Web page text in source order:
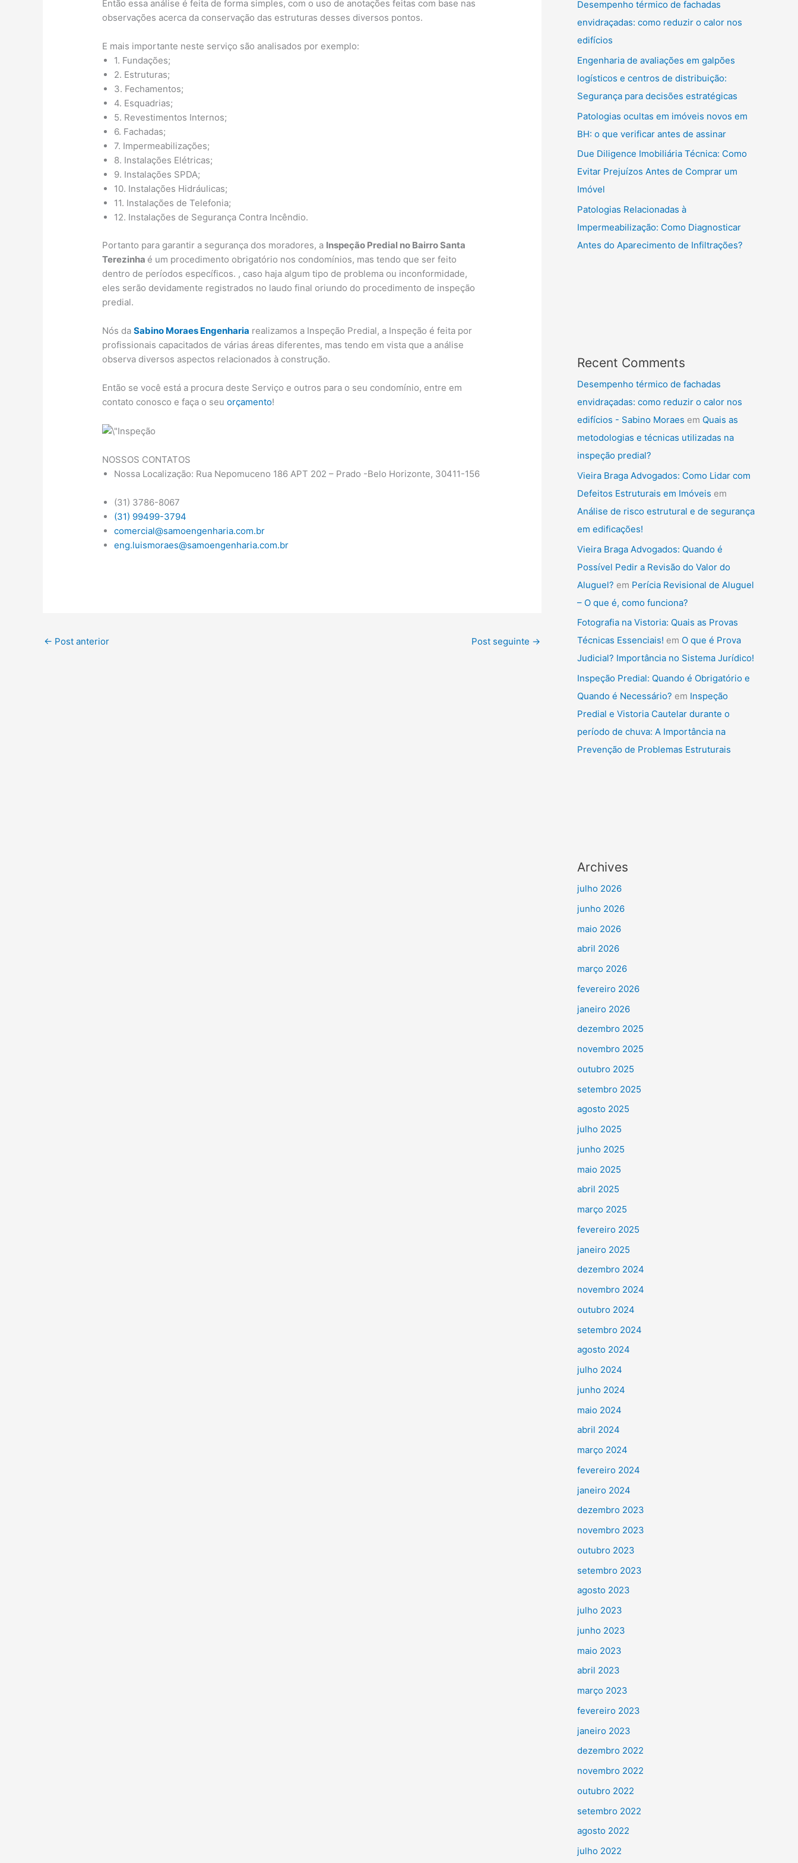
Então essa análise é feita de forma simples, com o uso de anotações feitas com base nas
observações acerca da conservação das estruturas desses diversos pontos.
E mais importante neste serviço são analisados por exemplo:
1. Fundações;
2. Estruturas;
3. Fechamentos;
4. Esquadrias;
5. Revestimentos Internos;
6. Fachadas;
7. Impermeabilizações;
8. Instalações Elétricas;
9. Instalações SPDA;
10. Instalações Hidráulicas;
11. Instalações de Telefonia;
12. Instalações de Segurança Contra Incêndio.
Portanto para garantir a segurança dos moradores, a Inspeção Predial no Bairro Santa
Terezinha é um procedimento obrigatório nos condomínios, mas tendo que ser feito
dentro de períodos específicos. , caso haja algum tipo de problema ou inconformidade,
eles serão devidamente registrados no laudo final oriundo do procedimento de inspeção
predial.
Nós daSabino Moraes Engenharia realizamos a Inspeção Predial, a Inspeção é feita por
profissionais capacitados de várias áreas diferentes, mas tendo em vista que a análise
observa diversos aspectos relacionados à construção.
Então se você está a procura deste Serviço e outros para o seu condomínio, entre em
contato conosco e faça o seuorçamento!
NOSSOS CONTATOS
Nossa Localização: Rua Nepomuceno 186 APT 202 – Prado -Belo Horizonte, 30411-156
(31) 3786-8067
(31) 99499-3794
comercial@samoengenharia.com.br
eng.luismoraes@samoengenharia.com.br
← Post anterior Post seguinte →
Desempenho térmico de fachadas
envidraçadas: como reduzir o calor nos
edifícios
Engenharia de avaliações em galpões
logísticos e centros de distribuição:
Segurança para decisões estratégicas
Patologias ocultas em imóveis novos em
BH: o que verificar antes de assinar
Due Diligence Imobiliária Técnica: Como
Evitar Prejuízos Antes de Comprar um
Imóvel
Patologias Relacionadas à
Impermeabilização: Como Diagnosticar
Antes do Aparecimento de Infiltrações?
Recent Comments
Desempenho térmico de fachadas
envidraçadas: como reduzir o calor nos
edifícios - Sabino Moraes em Quais as
metodologias e técnicas utilizadas na
inspeção predial?
Vieira Braga Advogados: Como Lidar com
Defeitos Estruturais em Imóveis em
Análise de risco estrutural e de segurança
em edificações!
Vieira Braga Advogados: Quando é
Possível Pedir a Revisão do Valor do
Aluguel? em Perícia Revisional de Aluguel
– O que é, como funciona?
Fotografia na Vistoria: Quais as Provas
Técnicas Essenciais! em O que é Prova
Judicial? Importância no Sistema Jurídico!
Inspeção Predial: Quando é Obrigatório e
Quando é Necessário? em Inspeção
Predial e Vistoria Cautelar durante o
período de chuva: A Importância na
Prevenção de Problemas Estruturais
Archives
julho 2026
junho 2026
maio 2026
abril 2026
março 2026
fevereiro 2026
janeiro 2026
dezembro 2025
novembro 2025
outubro 2025
setembro 2025
agosto 2025
julho 2025
junho 2025
maio 2025
abril 2025
março 2025
fevereiro 2025
janeiro 2025
dezembro 2024
novembro 2024
outubro 2024
setembro 2024
agosto 2024
julho 2024
junho 2024
maio 2024
abril 2024
março 2024
fevereiro 2024
janeiro 2024
dezembro 2023
novembro 2023
outubro 2023
setembro 2023
agosto 2023
julho 2023
junho 2023
maio 2023
abril 2023
março 2023
fevereiro 2023
janeiro 2023
dezembro 2022
novembro 2022
outubro 2022
setembro 2022
agosto 2022
julho 2022